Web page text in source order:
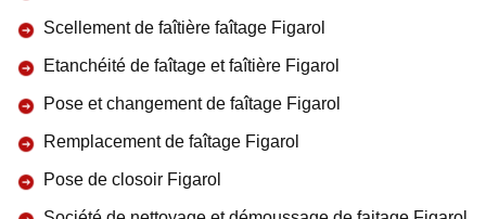
Scellement de faîtière faîtage Figarol
Etanchéité de faîtage et faîtière Figarol
Pose et changement de faîtage Figarol
Remplacement de faîtage Figarol
Pose de closoir Figarol